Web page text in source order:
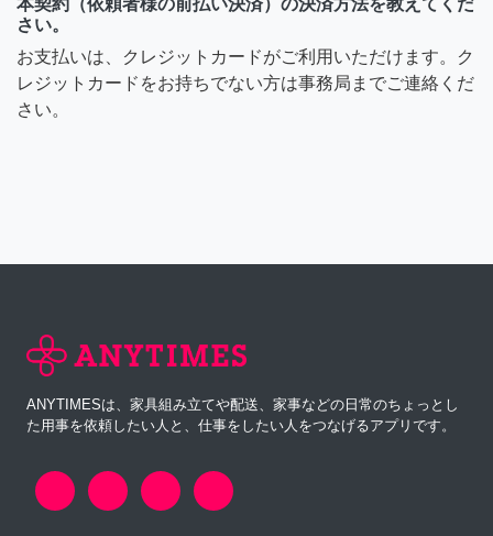
さい。
お支払いは、クレジットカードがご利用いただけます。ク
レジットカードをお持ちでない方は事務局までご連絡くだ
さい。
ANYTIMESは、家具組み立てや配送、家事などの日常のちょっとし
た用事を依頼したい人と、仕事をしたい人をつなげるアプリです。